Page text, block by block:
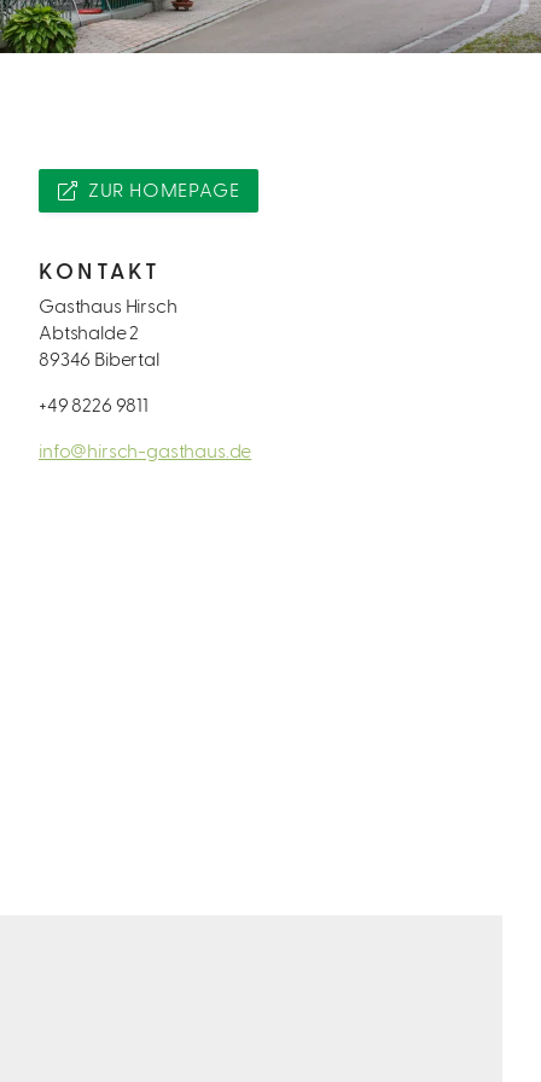
ZUR HOMEPAGE
KONTAKT
Gasthaus Hirsch
Abtshalde 2
89346 Bibertal
+49 8226 9811
info@hirsch-gasthaus.de